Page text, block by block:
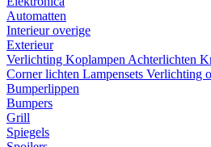
Automatten
Interieur overige
Exterieur
Verlichting Koplampen Achterlichten
Corner lichten Lampensets Verlichting
Bumperlippen
Bumpers
Grill
Spiegels